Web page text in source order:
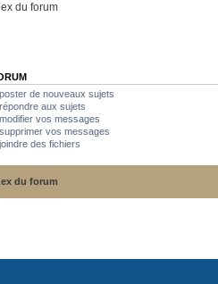
du forum
poster de nouveaux sujets
répondre aux sujets
modifier vos messages
supprimer vos messages
joindre des fichiers
du forum